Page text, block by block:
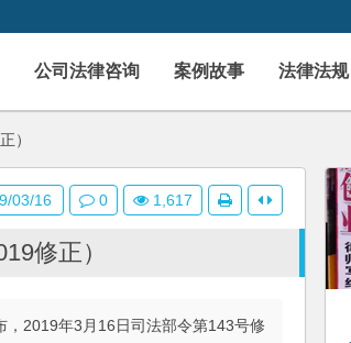
公司法律咨询 案例故事 法律法规
）
修正）
2019年3月16日司法部令第143号修
03/16 0 1,617